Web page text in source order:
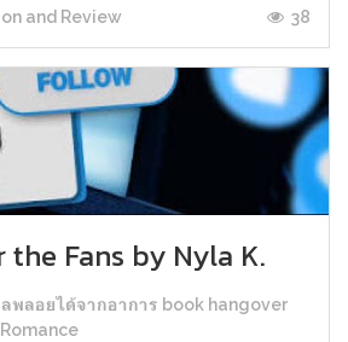
and Review 38
the Fans by Nyla K.
พลอยได้จากอาการ book hangover